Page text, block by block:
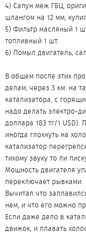
4) Сапун меж ГБЦ,
шлангом на 12 мм,
5) Фильтр масляный 1
топливный 1 шт.
6) Помыл двигатель,
В общем после этих
делам, через 3 км. на
катализатора, с
надо делать электро-
доллара 183 тг/1 USD).
иногда глохнуть на
катализатор
тихому звуку то ли
Мощность двигателя
переключает рывками.
Вычитал что
нем, и что его можно
Если даже дело в
движок, и плавать